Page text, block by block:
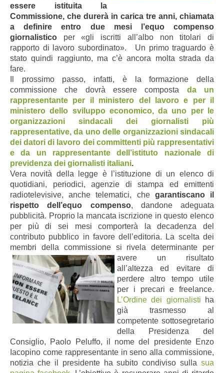
essere istituita la
Commissione, che durerà in carica tre anni, chiamata
a definire entro due mesi l’equo compenso
giornalistico per «gli iscritti all’albo non titolari di
rapporto di lavoro subordinato». Un primo traguardo è
stato quindi raggiunto, ma c’è ancora molta strada da
fare.
Il prossimo passo, infatti, è la formazione della
commissione che dovrà essere composta da un
rappresentante per il ministero del lavoro e per il
ministero dello sviluppo economico, da uno per le
organizzazioni sindacali dei giornalisti più
rappresentative, da uno delle organizzazioni sindacali
dei datori di lavoro dei committenti più rappresentativi
e da un rappresentante dell’istituto nazionale di
previdenza dei giornalisti italiani.
Vera novità della legge è l’istituzione di un elenco di
quotidiani, periodici, agenzie di stampa ed emittenti
radiotelevisive, anche telematici, che garantiscano il
rispetto dell’equo compenso, dandone adeguata
pubblicità. Proprio la mancata iscrizione in questo elenco
per più di sei mesi comporterà la decadenza del
contributo pubblico in favore dell’editoria. La scelta dei
membri della commissione si rivela determinante per
avere un risultato
all’altezza ed evitare di
perdere altro tempo utile
per i precari e freelance.
L’Ordine dei giornalisti ha
già trasmesso al
competente sottosegretario
della Presidenza del
Consiglio, Paolo Peluffo, il nome del presidente Enzo
Iacopino come rappresentante in seno alla commissione,
notizia che il presidente ha subito condiviso sulla sua